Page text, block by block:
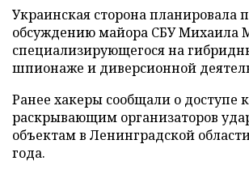
Украинская сторона планировала
обсуждению майора СБУ Михаила
специализирующегося на
шпионаже и диверсионной
Ранее хакеры сообщали о доступе
раскрывающим организаторов
объектам в Ленинградской
года.